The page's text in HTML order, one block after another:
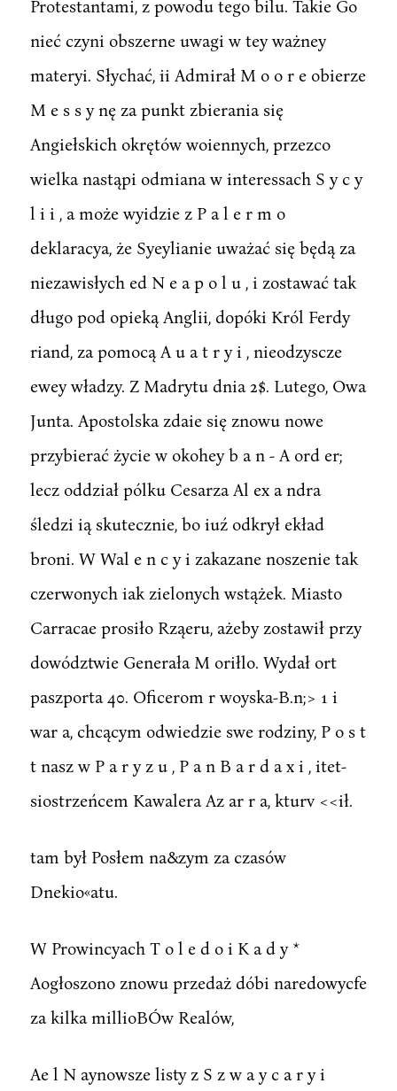
Protestantami, z powodu tego bilu. Takie Go
nieć czyni obszerne uwagi w tey ważney
materyi. Słychać, ii Admirał M o o r e obierze
M e s s y nę za punkt zbierania się
Angiełskich okrętów woiennych, przezco
wielka nastąpi odmiana w interessach S y c y
l i i , a może wyidzie z P a l e r m o
deklaracya, że Syeylianie uważać się będą za
niezawisłych ed N e a p o l u , i zostawać tak
długo pod opieką Anglii, dopóki Król Ferdy
riand, za pomocą A u a t r y i , nieodzyscze
ewey władzy. Z Madrytu dnia 2$. Lutego, Owa
Junta. Apostolska zdaie się znowu nowe
przybierać życie w okohey b a n - A ord er;
lecz oddział pólku Cesarza Al ex a ndra
śledzi ią skutecznie, bo iuź odkrył ekład
broni. W Wal e n c y i zakazane noszenie tak
czerwonych iak zielonych wstążek. Miasto
Carracae prosiło Rząeru, ażeby zostawił przy
dowództwie Generała M oriłlo. Wydał ort
paszporta 40. Oficerom r woyska-B.n;> 1 i
war a, chcącym odwiedzie swe rodziny, P o s t
t nasz w P a r y z u , P a n B a r d a x i , itet-
siostrzeńcem Kawalera Az ar r a, kturv <<ił.
tam był Posłem na&zym za czasów
Dnekio«atu.
W Prowincyach T o l e d o i K a d y *
Aogłoszono znowu przedaż dóbi naredowycfe
za kilka millioBÓw Realów,
Ae l N aynowsze listy z S z w a y c a r y i